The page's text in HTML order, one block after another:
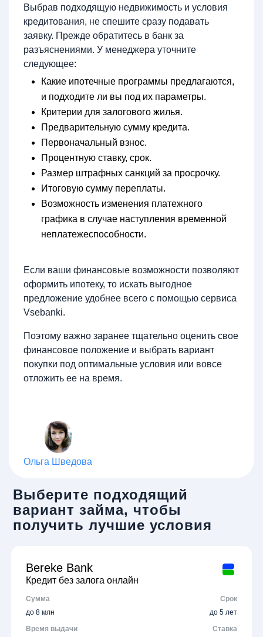
Выбрав подходящую недвижимость и условия
кредитования, не спешите сразу подавать
заявку. Прежде обратитесь в банк за
разъяснениями. У менеджера уточните
следующее:
Какие ипотечные программы предлагаются,
и подходите ли вы под их параметры.
Критерии для залогового жилья.
Предварительную сумму кредита.
Первоначальный взнос.
Процентную ставку, срок.
Размер штрафных санкций за просрочку.
Итоговую сумму переплаты.
Возможность изменения платежного
графика в случае наступления временной
неплатежеспособности.
Если ваши финансовые возможности позволяют
оформить ипотеку, то искать выгодное
предложение удобнее всего с помощью сервиса
Vsebanki.
Поэтому важно заранее тщательно оценить свое
финансовое положение и выбрать вариант
покупки под оптимальные условия или вовсе
отложить ее на время.
Ольга Шведова
Выберите подходящий
вариант займа, чтобы
получить лучшие условия
Bereke Bank
Кредит без залога онлайн
Сумма
Срок
до 8 млн
до 5 лет
Время выдачи
Ставка